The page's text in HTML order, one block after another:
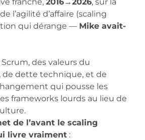
l’agilité d’affaire (scaling
qui dérange — Mike avait-
des valeurs du
de dette technique, et de
qui pousse les
frameworks lourds au lieu de
de l’avant le scaling
livre vraiment :